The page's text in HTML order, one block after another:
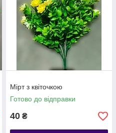
Мірт з квіточкою
Готово до відправки
40 ₴